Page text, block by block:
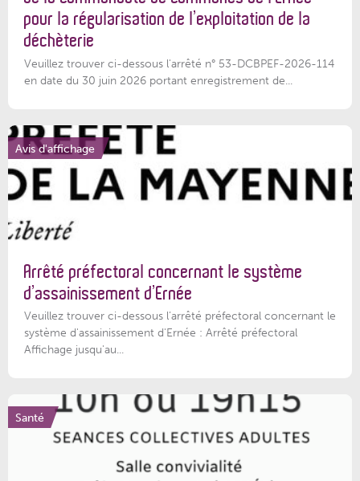
pour la régularisation de l’exploitation de la
déchèterie
Veuillez trouver ci-dessous l'arrêté n° 53-DCBPEF-2026-114
en date du 30 juin 2026 portant enregistrement de...
Avis d'affichage
Arrêté préfectoral concernant le système
d’assainissement d’Ernée
Veuillez trouver ci-dessous l’arrêté préfectoral concernant le
système d'assainissement d'Ernée : Arrêté préfectoral
Affichage jusqu'au...
Santé